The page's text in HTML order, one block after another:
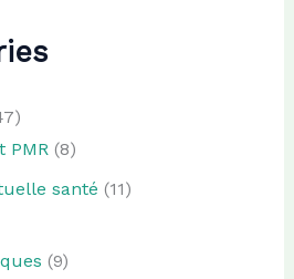
PMR(8)
santé (11)
(9)